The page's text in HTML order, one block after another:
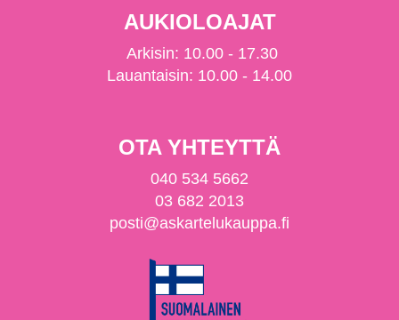
AUKIOLOAJAT
Arkisin: 10.00 - 17.30
Lauantaisin: 10.00 - 14.00
OTA YHTEYTTÄ
040 534 5662
03 682 2013
posti@askartelukauppa.fi